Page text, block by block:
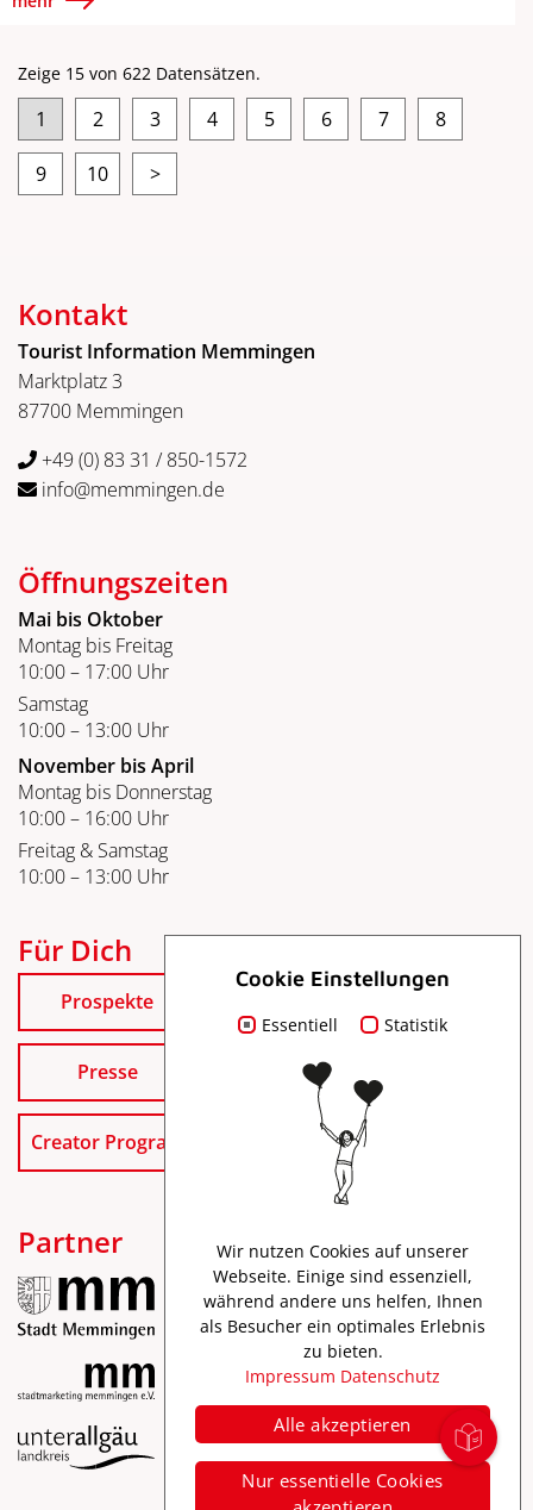
Zeige 15 von 622 Datensätzen.
1 2 3 4 5 6 7 8
9 10 >
Kontakt
Tourist Information Memmingen
Marktplatz 3
87700 Memmingen
+49 (0) 83 31 / 850-1572
info@memmingen.de
Öffnungszeiten
Mai bis Oktober
Montag bis Freitag
10:00 – 17:00 Uhr
Samstag
10:00 – 13:00 Uhr
November bis April
Montag bis Donnerstag
10:00 – 16:00 Uhr
Freitag & Samstag
10:00 – 13:00 Uhr
Für Dich
Prospekte
Presse
Creator Program
Partner
Impressum
Datenschutz
Cookie Einstellungen
Essentiell Statistik
Wir nutzen Cookies auf unserer
Webseite. Einige sind essenziell,
während andere uns helfen, Ihnen
als Besucher ein optimales Erlebnis
zu bieten.
Impressum Datenschutz
Alle akzeptieren
Nur essentielle Cookies